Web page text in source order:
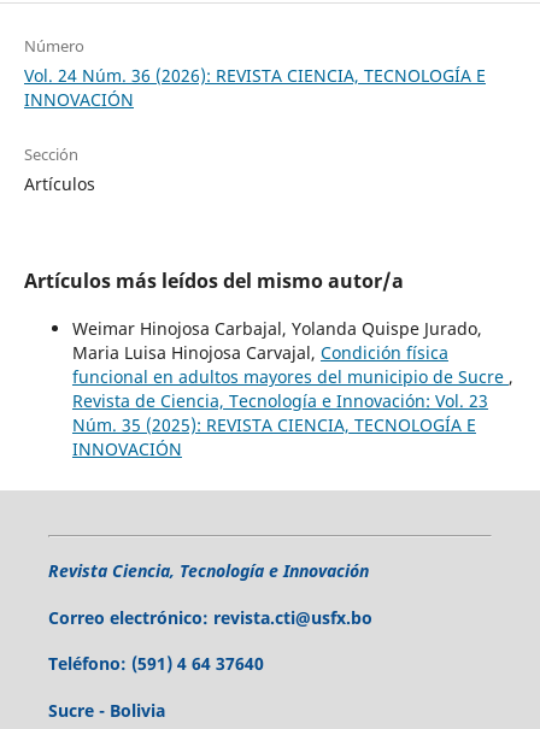
Número
Vol. 24 Núm. 36 (2026): REVISTA CIENCIA, TECNOLOGÍA E
INNOVACIÓN
Sección
Artículos
Artículos más leídos del mismo autor/a
Weimar Hinojosa Carbajal, Yolanda Quispe Jurado,
Maria Luisa Hinojosa Carvajal, Condición física
funcional en adultos mayores del municipio de Sucre ,
Revista de Ciencia, Tecnología e Innovación: Vol. 23
Núm. 35 (2025): REVISTA CIENCIA, TECNOLOGÍA E
INNOVACIÓN
Revista Ciencia, Tecnología e Innovación
Correo electrónico: revista.cti@usfx.bo
Teléfono: (591) 4 64 37640
Sucre - Bolivia